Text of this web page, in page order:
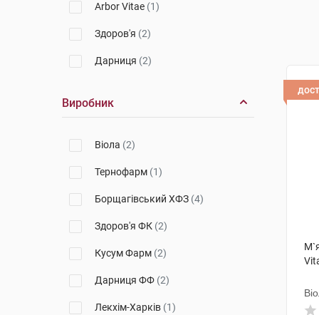
Arbor Vitae (1)
Здоров'я (2)
Дарниця (2)
Виробник
Віола (2)
Тернофарм (1)
Борщагівський ХФЗ (4)
Здоров'я ФК (2)
Кусум Фарм (2)
Дарниця ФФ (2)
Лекхім-Харків (1)